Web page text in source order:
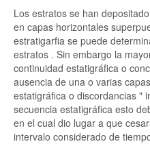
Los estratos se han
en capas horizontales
estratigarfia se puede
estratos . Sin embargo la
continuidad estatigráfica o
ausencia de una o varias
estatigráfica o discordancias "
secuencia estatigráfica esto
en el cual dio lugar a que
intervalo considerado de